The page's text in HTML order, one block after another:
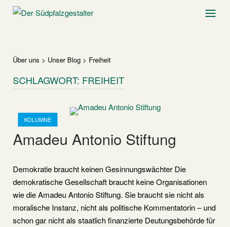
SkipHome Menu
Über uns > Unser Blog > Freiheit
SCHLAGWORT: FREIHEIT
KOLUMNE
Open post
Amadeu Antonio Stiftung
Demokratie braucht keinen Gesinnungswächter Die
demokratische Gesellschaft braucht keine Organisationen
wie die Amadeu Antonio Stiftung. Sie braucht sie nicht als
moralische Instanz, nicht als politische Kommentatorin – und
schon gar nicht als staatlich finanzierte Deutungsbehörde für